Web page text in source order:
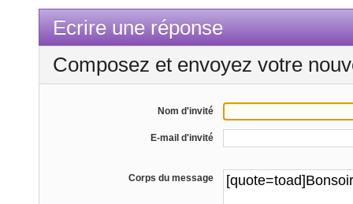
Ecrire une réponse
Composez et envoyez votre
Nom d'invité
E-mail d'invité
Corps du message